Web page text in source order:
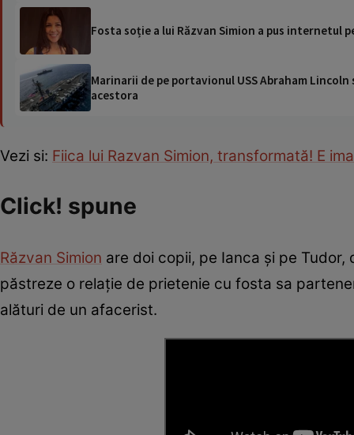
Fosta soție a lui Răzvan Simion a pus internetul
Marinarii de pe portavionul USS Abraham
acestora
Vezi si: Fiica lui Razvan Simion, transformată! E
Click! spune
Răzvan Simion are doi copii, pe Ianca și pe
păstreze o relație de prietenie cu fosta sa
alături de un afacerist.